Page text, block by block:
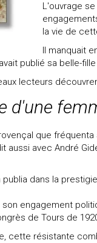
L'ouvrage
la vie de
Il manquait
publié sa belle-fille
lecteurs
d'une
que
aussi avec André
publia dans la
engagement
de Tours de
cette résistante